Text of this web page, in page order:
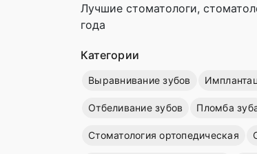
Лучшие стоматологи,
года
Категории
Выравнивание зубов
Отбеливание зубов Пломба
Стоматология ортопедическая